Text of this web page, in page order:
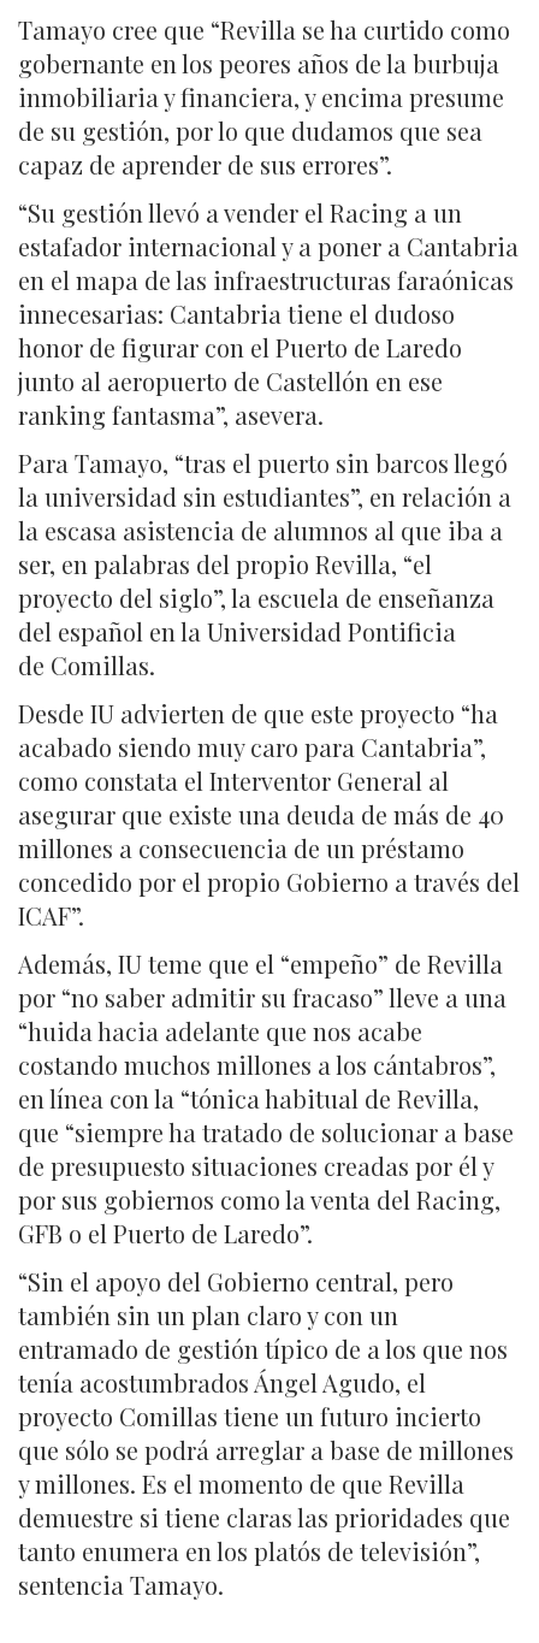
Tamayo cree que “Revilla se ha curtido como
gobernante en los peores años de la burbuja
inmobiliaria y financiera, y encima presume
de su gestión, por lo que dudamos que sea
capaz de aprender de sus errores”.
“Su gestión llevó a vender el Racing a un
estafador internacional y a poner a Cantabria
en el mapa de las infraestructuras faraónicas
innecesarias: Cantabria tiene el dudoso
honor de figurar con el Puerto de Laredo
junto al aeropuerto de Castellón en ese
ranking fantasma”, asevera.
Para Tamayo, “tras el puerto sin barcos llegó
la universidad sin estudiantes”, en relación a
la escasa asistencia de alumnos al que iba a
ser, en palabras del propio Revilla, “el
proyecto del siglo”, la escuela de enseñanza
del español en la Universidad Pontificia
de Comillas.
Desde IU advierten de que este proyecto “ha
acabado siendo muy caro para Cantabria”,
como constata el Interventor General al
asegurar que existe una deuda de más de 40
millones a consecuencia de un préstamo
concedido por el propio Gobierno a través del
ICAF”.
Además, IU teme que el “empeño” de Revilla
por “no saber admitir su fracaso” lleve a una
“huida hacia adelante que nos acabe
costando muchos millones a los cántabros”,
en línea con la “tónica habitual de Revilla,
que “siempre ha tratado de solucionar a base
de presupuesto situaciones creadas por él y
por sus gobiernos como la venta del Racing,
GFB o el Puerto de Laredo”.
“Sin el apoyo del Gobierno central, pero
también sin un plan claro y con un
entramado de gestión típico de a los que nos
tenía acostumbrados Ángel Agudo, el
proyecto Comillas tiene un futuro incierto
que sólo se podrá arreglar a base de millones
y millones. Es el momento de que Revilla
demuestre si tiene claras las prioridades que
tanto enumera en los platós de televisión”,
sentencia Tamayo.